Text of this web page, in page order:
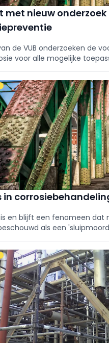
met nieuw
de VUB onderzoeken de
voor alle mogelijke
ter wereld dat van 27
plaats zal vinden.
in
en blijft een fenomeen dat
als een
is en zich kan uitbreiden
in de gaten heeft.